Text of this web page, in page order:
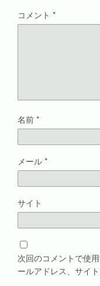
コメント *
名前*
メール*
サイト
次回のコメントで使
ールアドレス、サイト